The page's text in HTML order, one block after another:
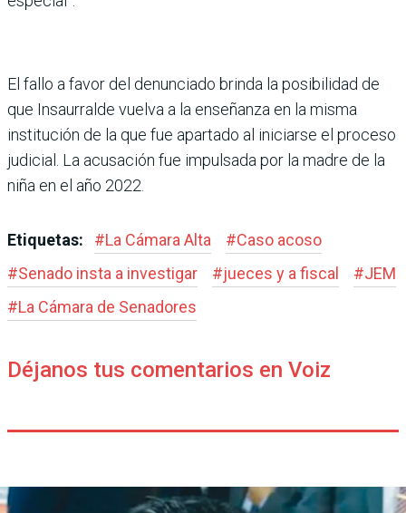
El fallo a favor del denunciado brinda la posibilidad de
que Insaurralde vuelva a la ense­ñanza en la misma
institución de la que fue apartado al ini­ciarse el proceso
judicial. La acusación fue impulsada por la madre de la
niña en el año 2022.
Etiquetas: #La Cámara Alta #Caso acoso
#Senado insta a investigar #jueces y a fiscal #JEM
#La Cámara de Sena­dores
Déjanos tus comentarios en Voiz